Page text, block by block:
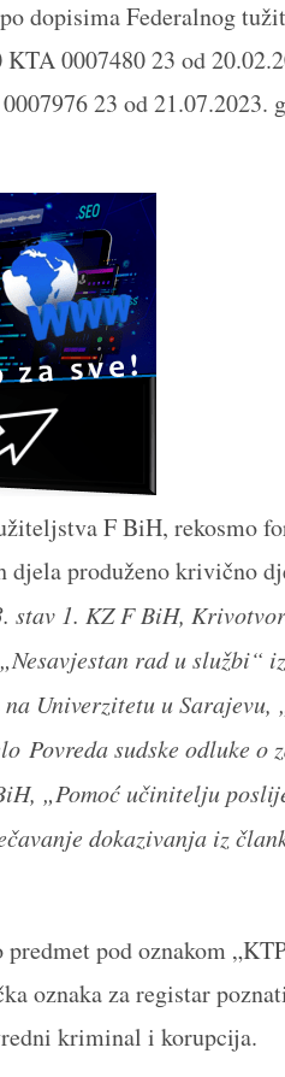
dopisima Federalnog
0007480 23 od
23 od 21.07.2023.
F BiH, rekosmo
produženo krivično
stav 1. KZ F BiH,
rad u službi“
Univerzitetu u Sarajevu,
Povreda sudske odluke o
„Pomoć učinitelju
dokazivanja iz
pod oznakom
oznaka za registar
kriminal i korupcija.